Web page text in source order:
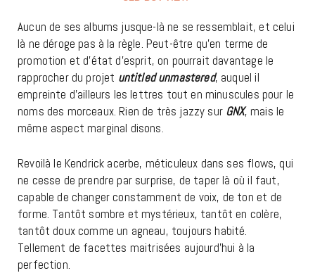
Aucun de ses albums jusque-là ne se ressemblait, et celui
là ne déroge pas à la règle. Peut-être qu’en terme de
promotion et d’état d’esprit, on pourrait davantage le
rapprocher du projet untitled unmastered, auquel il
empreinte d’ailleurs les lettres tout en minuscules pour le
noms des morceaux. Rien de très jazzy sur GNX, mais le
même aspect marginal disons.
Revoilà le Kendrick acerbe, méticuleux dans ses flows, qui
ne cesse de prendre par surprise, de taper là où il faut,
capable de changer constamment de voix, de ton et de
forme. Tantôt sombre et mystérieux, tantôt en colère,
tantôt doux comme un agneau, toujours habité.
Tellement de facettes maitrisées aujourd’hui à la
perfection.